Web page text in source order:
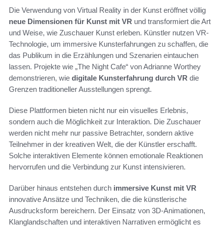
Die Verwendung von Virtual Reality in der Kunst eröffnet völlig
neue Dimensionen für Kunst mit VR und transformiert die Art
und Weise, wie Zuschauer Kunst erleben. Künstler nutzen VR-
Technologie, um immersive Kunsterfahrungen zu schaffen, die
das Publikum in die Erzählungen und Szenarien eintauchen
lassen. Projekte wie „The Night Cafe“ von Adrianne Worthey
demonstrieren, wie digitale Kunsterfahrung durch VR die
Grenzen traditioneller Ausstellungen sprengt.
Diese Plattformen bieten nicht nur ein visuelles Erlebnis,
sondern auch die Möglichkeit zur Interaktion. Die Zuschauer
werden nicht mehr nur passive Betrachter, sondern aktive
Teilnehmer in der kreativen Welt, die der Künstler erschafft.
Solche interaktiven Elemente können emotionale Reaktionen
hervorrufen und die Verbindung zur Kunst intensivieren.
Darüber hinaus entstehen durch immersive Kunst mit VR
innovative Ansätze und Techniken, die die künstlerische
Ausdrucksform bereichern. Der Einsatz von 3D-Animationen,
Klanglandschaften und interaktiven Narrativen ermöglicht es